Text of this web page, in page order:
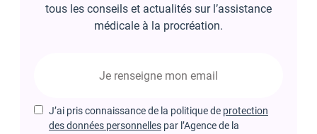
tous les conseils et actualités sur l’assistance
médicale à la procréation.
J’ai pris connaissance de la politique de protection
des données personnelles par l’Agence de la